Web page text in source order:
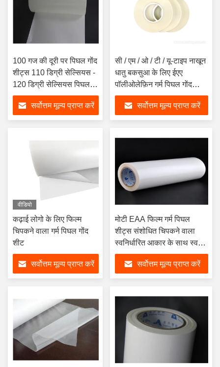
100 गज की दूरी पर पिघल गोंद
शीट्स 110 डिग्री सेल्सियस -
120 डिग्री सेल्सियस पिघलने
बिंदु सफेद पारदर्शी रंग
सर्वोत्तम मूल्य प्राप्त करें
सी / एम / ओ / टी / यू-टाइप नाखून
धातु बकसुआ के लिए ईएए
पॉलीओलेफ़िन गर्म पिघल गोंद
शीट्स
सर्वोत्तम मूल्य प्राप्त करें
वीडियो
कढ़ाई लोगो के लिए फिल्म
चिपकने वाला गर्म पिघल गोंद
शीट
सर्वोत्तम मूल्य प्राप्त करें
मोटी EAA फिल्म गर्म पिघल
शीट्स संशोधित चिपकने वाला
स्वनिर्धारित आकार के साथ स्व
चिपकने वाला है
सर्वोत्तम मूल्य प्राप्त करें